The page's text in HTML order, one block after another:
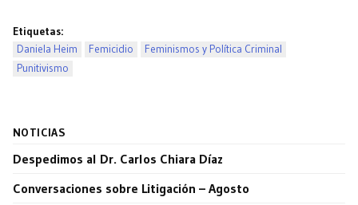
Etiquetas:
Daniela Heim
Femicidio
Feminismos y Política Criminal
Punitivismo
NOTICIAS
Despedimos al Dr. Carlos Chiara Díaz
Conversaciones sobre Litigación – Agosto